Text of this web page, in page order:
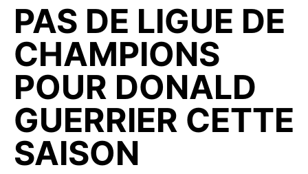
PAS DE LIGUE DE
CHAMPIONS
POUR DONALD
GUERRIER CETTE
SAISON